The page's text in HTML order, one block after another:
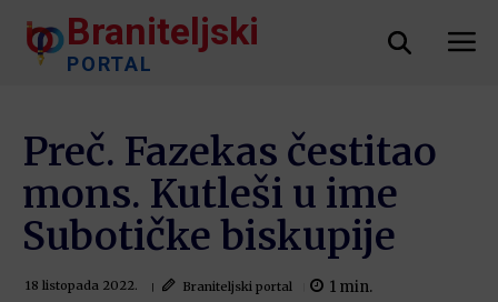
Braniteljski
PORTAL
Preč. Fazekas čestitao
mons. Kutleši u ime
Subotičke biskupije
18 listopada 2022. Braniteljski portal 1 min.